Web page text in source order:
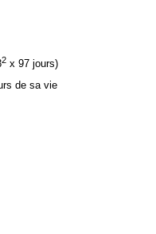
2x 97 jours)
de sa vie